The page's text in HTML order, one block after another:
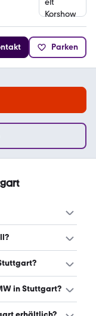
Parken
liegt zwischen
davon 3.599
131 und
in Stuttgart?
manuellem